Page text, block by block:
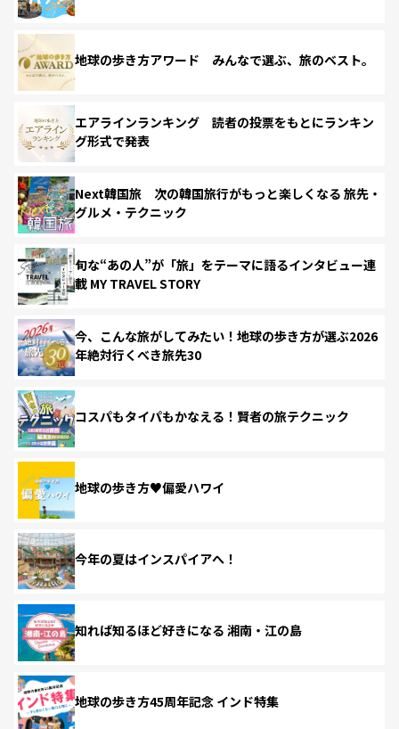
地球の歩き方アワード みんなで選ぶ、旅のベスト。
エアラインランキング 読者の投票をもとにランキン
グ形式で発表
Next韓国旅 次の韓国旅行がもっと楽しくなる 旅先・
グルメ・テクニック
旬な“あの人”が「旅」をテーマに語るインタビュー連
載 MY TRAVEL STORY
今、こんな旅がしてみたい！地球の歩き方が選ぶ2026
年絶対行くべき旅先30
コスパもタイパもかなえる！賢者の旅テクニック
地球の歩き方♥偏愛ハワイ
今年の夏はインスパイアへ！
知れば知るほど好きになる 湘南・江の島
地球の歩き方45周年記念 インド特集